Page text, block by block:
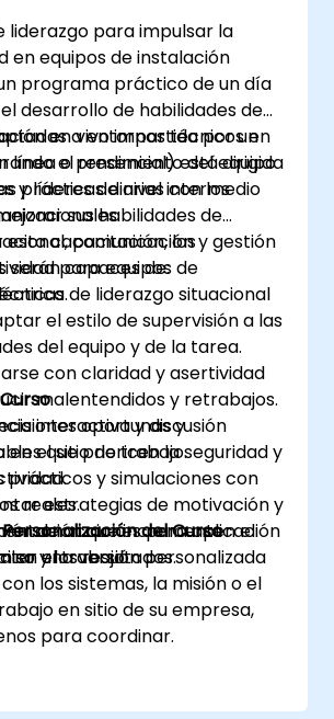
liderazgo para impulsar la
en equipos de instalación
programa práctico de un día
desarrollo de habilidades de
a entornos técnicos en
el rendimiento del equipo
prácticas diarias con los
en vivo impartida por un
línea o presencial) está dirigida
y líderes de nivel intermedio
sus habilidades de
comunicación y gestión
para equipos de
capacitación, los
serán capaces de:
de liderazgo situacional
el estilo de supervisión a las
del equipo y de la tarea.
con claridad y asertividad
malentendidos y retrabajos.
oportunas y
que prioricen la seguridad y
estrategias de motivación y
que incrementen el
y los resultados.
interactiva y discusión
en el sitio de trabajo.
prácticos y simulaciones con
reales.
de acciones para aplicación
en el trabajo.
del Curso
una versión personalizada
los sistemas, la misión o el
en sitio de su empresa,
para coordinar.